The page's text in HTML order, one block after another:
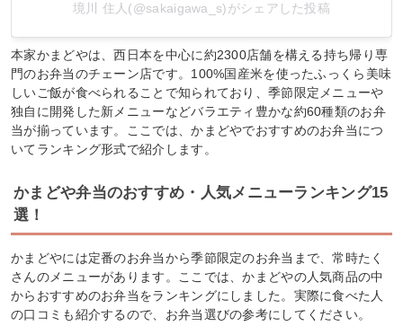
境川 住人(@sakaigawa_s)がシェアした投稿
本家かまどやは、西日本を中心に約2300店舗を構える持ち帰り専
門のお弁当のチェーン店です。100%国産米を使ったふっくら美味
しいご飯が食べられることで知られており、季節限定メニューや
独自に開発した新メニューなどバラエティ豊かな約60種類のお弁
当が揃っています。ここでは、かまどやでおすすめのお弁当につ
いてランキング形式で紹介します。
かまどや弁当のおすすめ・人気メニューランキング15
選！
かまどやには定番のお弁当から季節限定のお弁当まで、常時たく
さんのメニューがあります。ここでは、かまどやの人気商品の中
からおすすめのお弁当をランキングにしました。実際に食べた人
の口コミも紹介するので、お弁当選びの参考にしてください。